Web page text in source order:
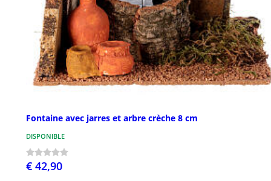
Fontaine avec jarres et arbre crèche 8 cm
DISPONIBLE
€ 42,90